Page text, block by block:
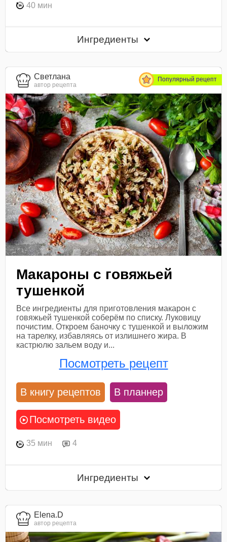
40 мин
Ингредиенты
Светлана
автор рецепта
Популярный рецепт
Макароны с говяжьей
тушенкой
Все ингредиенты для приготовления макарон с
говяжьей тушенкой соберём по списку. Луковицу
почистим. Откроем баночку с тушенкой и выложим
на тарелку, избавляясь от излишнего жира. В
кастрюлю зальем воду и...
Посмотреть рецепт
В книгу рецептов В планнер
Посмотреть видео
35 мин 4
Ингредиенты
Elena.D
автор рецепта